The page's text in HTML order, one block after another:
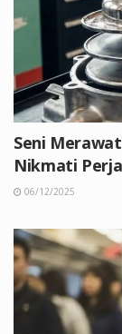
Seni
Nikmati
06/12/2025